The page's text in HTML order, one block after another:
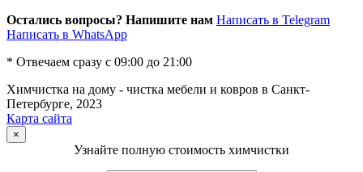
Остались вопросы? Напишите нам Написать в Telegram
Написать в WhatsApp
* Отвечаем сразу с 09:00 до 21:00
Химчистка на дому - чистка мебели и ковров в Санкт-
Петербурге, 2023
Карта сайта
×
Узнайте полную стоимость химчистки